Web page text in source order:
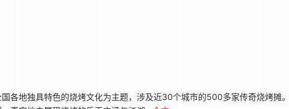
地独具特色的烧烤文化为主题，涉及近30个城市的500多家传奇烧烤摊